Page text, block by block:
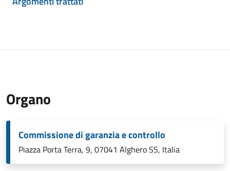
Organo
Commissione di garanzia e controllo
Piazza Porta Terra, 9, 07041 Alghero SS, Italia